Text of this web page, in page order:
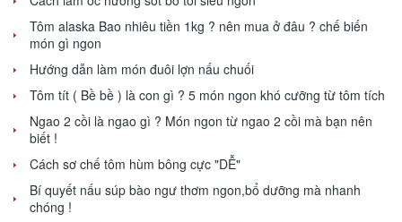
Tôm alaska Bao nhiêu tiền 1kg ? nên mua ở đâu ? chế biến
món gì ngon
Hướng dẫn làm món đuôi lợn nấu chuối
Tôm tít ( Bề bề ) là con gì ? 5 món ngon khó cưỡng từ tôm tích
Ngao 2 cồi là ngao gì ? Món ngon từ ngao 2 cồi mà bạn nên
biết !
Cách sơ chế tôm hùm bông cực "DỄ"
Bí quyết nấu súp bào ngư thơm ngon,bổ dưỡng mà nhanh
chóng !